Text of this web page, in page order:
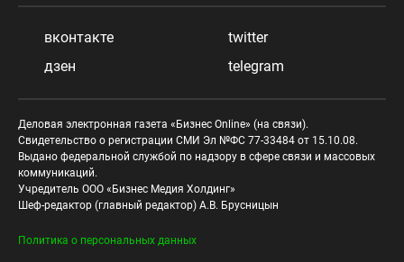
вконтакте
twitter
дзен
telegram
Деловая электронная газета «Бизнес Online» (на связи).
Свидетельство о регистрации СМИ Эл №ФС 77-33484 от 15.10.08.
Выдано федеральной службой по надзору в сфере связи и массовых
коммуникаций.
Учредитель ООО «Бизнес Медия Холдинг»
Шеф-редактор (главный редактор) А.В. Брусницын
Политика о персональных данных